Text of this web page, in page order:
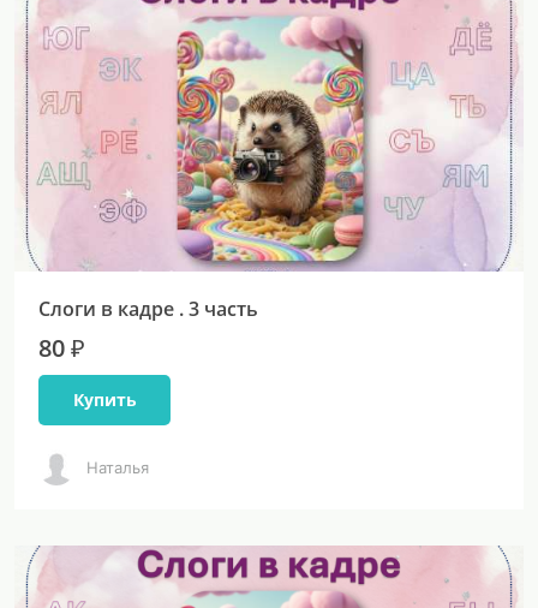
Слоги в кадре . 3 часть
80 ₽
Купить
Наталья